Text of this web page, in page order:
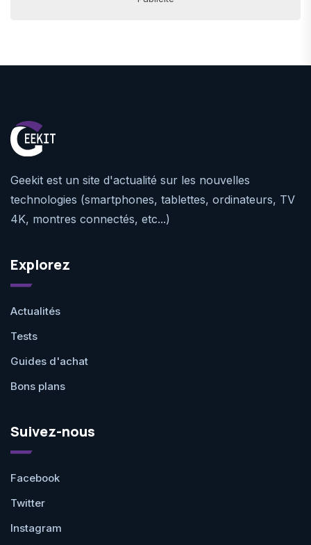
Geekit est un site d'actualité sur les nouvelles
technologies (smartphones, tablettes, ordinateurs, TV
4K, montres connectés, etc...)
Explorez
Actualités
Tests
Guides d'achat
Bons plans
Suivez-nous
Facebook
Twitter
Instagram